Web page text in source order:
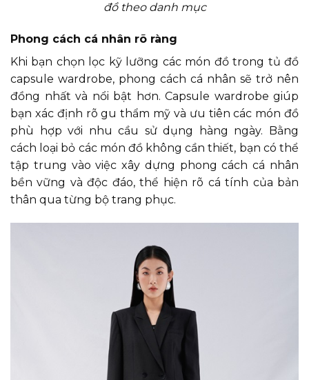
đồ theo danh mục
Phong cách cá nhân rõ ràng
Khi bạn chọn lọc kỹ lưỡng các món đồ trong tủ đồ
capsule wardrobe, phong cách cá nhân sẽ trở nên
đồng nhất và nổi bật hơn. Capsule wardrobe giúp
bạn xác định rõ gu thẩm mỹ và ưu tiên các món đồ
phù hợp với nhu cầu sử dụng hàng ngày. Bằng
cách loại bỏ các món đồ không cần thiết, bạn có thể
tập trung vào việc xây dựng phong cách cá nhân
bền vững và độc đáo, thể hiện rõ cá tính của bản
thân qua từng bộ trang phục.